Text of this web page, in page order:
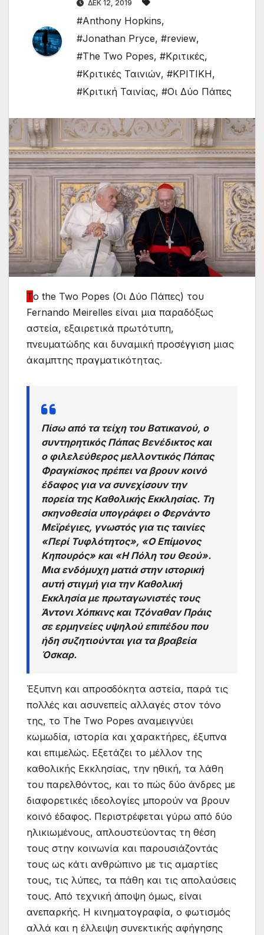
ΔΕΚ 12, 2019
#Anthony Hopkins,
#Jonathan Pryce, #review,
#The Two Popes, #Κριτικές,
#Κριτικές Ταινιών, #ΚΡΙΤΙΚΗ,
#Κριτική Ταινίας, #Οι Δύο Πάπες
Tο the Two Popes (Οι Δύο Πάπες) του
Fernando Meirelles είναι μια παραδόξως
αστεία, εξαιρετικά πρωτότυπη,
πνευματώδης και δυναμική προσέγγιση μιας
άκαμπτης πραγματικότητας.
Πίσω από τα τείχη του Βατικανού, ο
συντηρητικός Πάπας Βενέδικτος και
ο φιλελεύθερος μελλοντικός Πάπας
Φραγκίσκος πρέπει να βρουν κοινό
έδαφος για να συνεχίσουν την
πορεία της Καθολικής Εκκλησίας. Τη
σκηνοθεσία υπογράφει ο Φερνάντο
Μεϊρέγιες, γνωστός για τις ταινίες
«Περί Τυφλότητος», «Ο Επίμονος
Κηπουρός» και «Η Πόλη του Θεού».
Μια ενδόμυχη ματιά στην ιστορική
αυτή στιγμή για την Καθολική
Εκκλησία με πρωταγωνιστές τους
Άντονι Χόπκινς και Τζόναθαν Πράις
σε ερμηνείες υψηλού επιπέδου που
ήδη συζητιούνται για τα βραβεία
Όσκαρ.
Έξυπνη και απροσδόκητα αστεία, παρά τις
πολλές και ασυνεπείς αλλαγές στον τόνο
της, το The Two Popes αναμειγνύει
κωμωδία, ιστορία και χαρακτήρες, έξυπνα
και επιμελώς. Εξετάζει το μέλλον της
καθολικής Εκκλησίας, την ηθική, τα λάθη
του παρελθόντος, και το πώς δύο άνδρες με
διαφορετικές ιδεολογίες μπορούν να βρουν
κοινό έδαφος. Περιστρέφεται γύρω από δύο
ηλικιωμένους, απλουστεύοντας τη θέση
τους στην κοινωνία και παρουσιάζοντάς
τους ως κάτι ανθρώπινο με τις αμαρτίες
τους, τις λύπες, τα πάθη και τις απολαύσεις
τους. Από τεχνική άποψη όμως, είναι
ανεπαρκής. Η κινηματογραφία, ο φωτισμός
αλλά και η έλλειψη συνεκτικής αφήγησης